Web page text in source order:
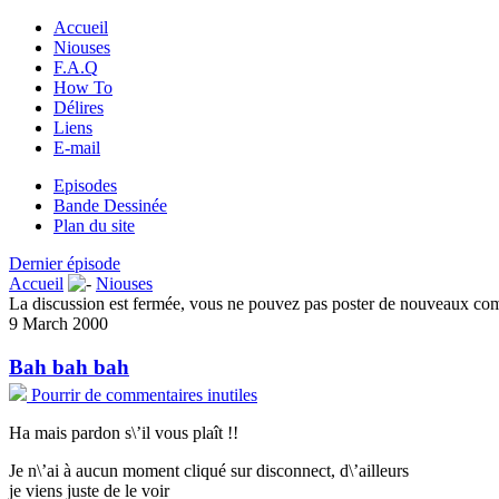
Accueil
Niouses
F.A.Q
How To
Délires
Liens
E-mail
Episodes
Bande Dessinée
Plan du site
Dernier épisode
Accueil
Niouses
La discussion est fermée, vous ne pouvez pas poster de nouveaux
9 March 2000
Bah bah bah
Pourrir de commentaires inutiles
Ha mais pardon s\’il vous plaît !!
Je n\’ai à aucun moment cliqué sur disconnect, d\’ailleurs
je viens juste de le voir